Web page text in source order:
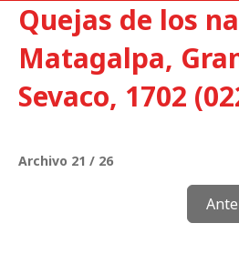
Quejas de los
Matagalpa,
Sevaco, 1702
Archivo 21 / 26